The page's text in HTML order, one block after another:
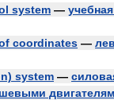
system —
coordinates —
system —